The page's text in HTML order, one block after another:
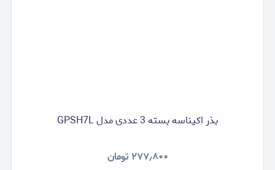
بذر اکیناسه بسته 3 عددی مدل GPSH7L
۲۷۷٫۸۰۰ تومان